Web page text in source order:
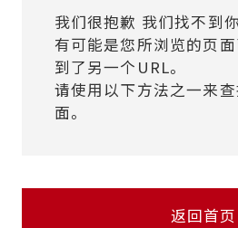
我们很抱歉 我们找不到
有可能是您所浏览的页
到了另一个URL。
请使用以下方法之一来
面。
返回首页